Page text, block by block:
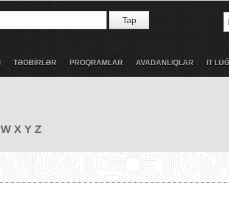
Tap
TƏDBİRLƏR PROQRAMLAR AVADANLIQLAR IT
W X Y Z